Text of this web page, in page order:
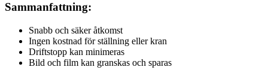
Sammanfattning:
Snabb och säker åtkomst
Ingen kostnad för ställning eller kran
Driftstopp kan minimeras
Bild och film kan granskas och sparas